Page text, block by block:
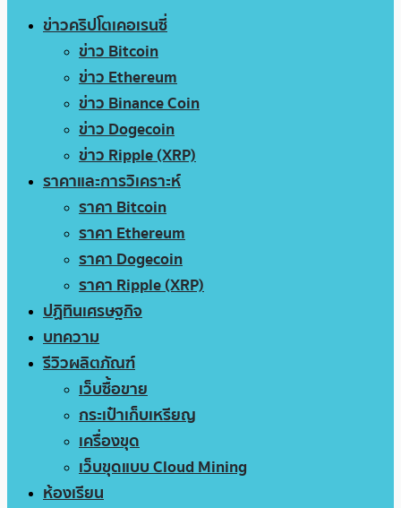
ข่าวคริปโตเคอเรนซี่
ข่าว Bitcoin
ข่าว Ethereum
ข่าว Binance Coin
ข่าว Dogecoin
ข่าว Ripple (XRP)
ราคาและการวิเคราะห์
ราคา Bitcoin
ราคา Ethereum
ราคา Dogecoin
ราคา Ripple (XRP)
ปฏิทินเศรษฐกิจ
บทความ
รีวิวผลิตภัณฑ์
เว็บซื้อขาย
กระเป๋าเก็บเหรียญ
เครื่องขุด
เว็บขุดแบบ Cloud Mining
ห้องเรียน